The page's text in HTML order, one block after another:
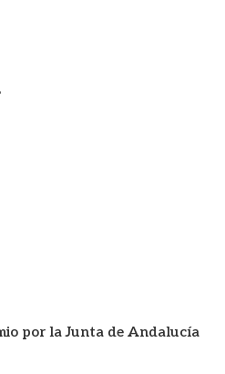
por la Junta de Andalucía